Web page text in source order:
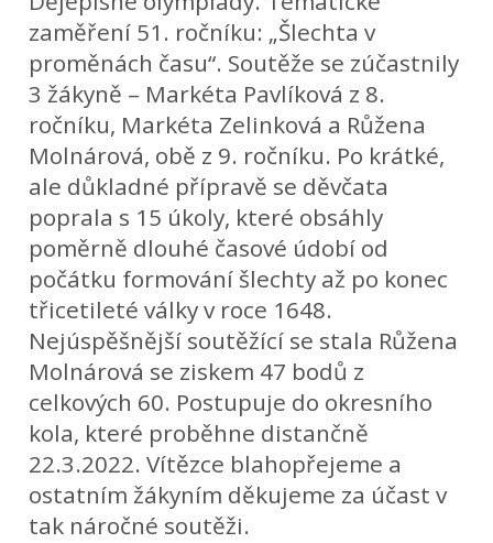
zaměření 51. ročníku: „Šlechta v
proměnách času“. Soutěže se zúčastnily
3 žákyně – Markéta Pavlíková z 8.
ročníku, Markéta Zelinková a Růžena
Molnárová, obě z 9. ročníku. Po krátké,
ale důkladné přípravě se děvčata
poprala s 15 úkoly, které obsáhly
poměrně dlouhé časové údobí od
počátku formování šlechty až po konec
třicetileté války v roce 1648.
Nejúspěšnější soutěžící se stala Růžena
Molnárová se ziskem 47 bodů z
celkových 60. Postupuje do okresního
kola, které proběhne distančně
22.3.2022. Vítězce blahopřejeme a
ostatním žákyním děkujeme za účast v
tak náročné soutěži.